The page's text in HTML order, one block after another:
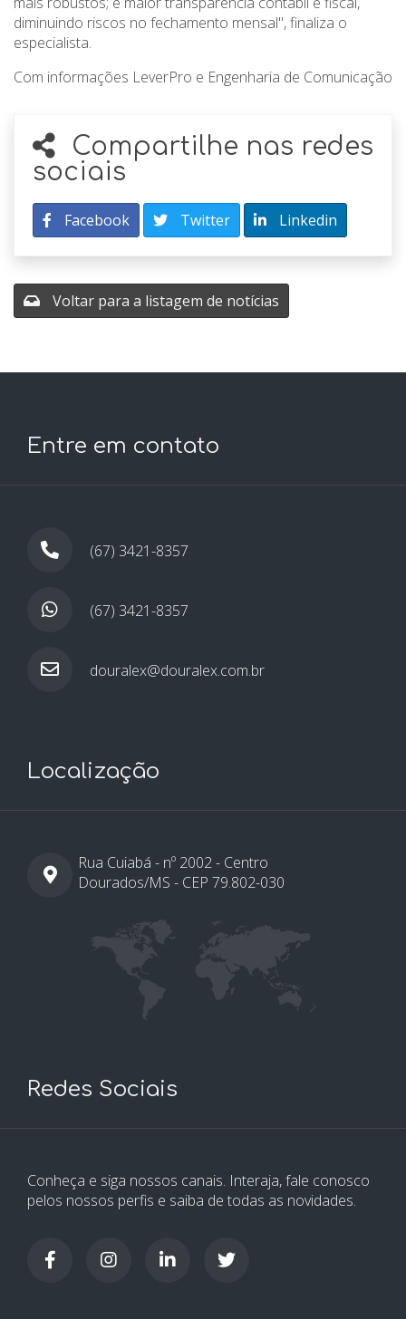
diminuindo riscos no fechamento mensal", finaliza o
especialista.
Com informações LeverPro e Engenharia de Comunicação
Compartilhe nas redes
sociais
Facebook Twitter Linkedin
Voltar para a listagem de notícias
Entre em contato
(67) 3421-8357
(67) 3421-8357
douralex@douralex.com.br
Localização
Rua Cuiabá - nº 2002 - Centro
Dourados/MS - CEP 79.802-030
Redes Sociais
Conheça e siga nossos canais. Interaja, fale conosco
pelos nossos perfis e saiba de todas as novidades.